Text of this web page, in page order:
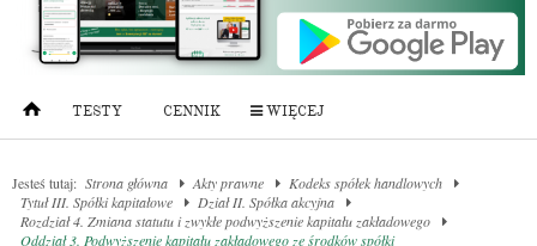
TESTY CENNIK WIĘCEJ
Jesteś tutaj: Strona główna Akty prawne
Kodeks spółek handlowych
Tytuł III. Spółki kapitałowe
Dział II. Spółka akcyjna
Rozdział 4. Zmiana statutu i zwykłe podwyższenie kapitału zakładowego
Oddział 3. Podwyższenie kapitału zakładowego ze środków spółki